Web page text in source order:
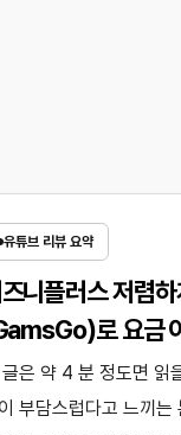
유튜브 리뷰 요약
니플러스 저렴
로 요금
은 약 4 분 정도면 읽
부담스럽다고 느끼는